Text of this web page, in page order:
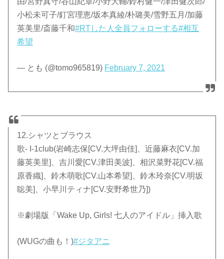
小松未可子/釘宮理恵/坂本真綾/朴璐美/雪野五月/加藤
英美里/斎藤千和#RTした人全員フォローする#相互
希望
— とも (@tomo965819) February 7, 2021
12.シャツとブラウス
歌- I-1club(岩崎志保[CV.大坪由佳]、近藤麻衣[CV.加
藤英美里]、吉川愛[CV.津田美波]、相沢菜野花[CV.福
原香織]、鈴木萌歌[CV.山本希望]、鈴木玲奈[CV.明坂
聡美]、小早川ティナ[CV.安野希世乃])
※劇場版「Wake Up, Girls! 七人のアイドル」挿入歌
(WUGの曲も！)#ジタアニ